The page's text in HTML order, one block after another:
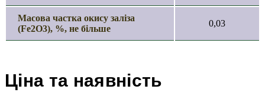
Масова частка окису заліза
(Fe2O3), %, не більше
0,03
Ціна та наявність